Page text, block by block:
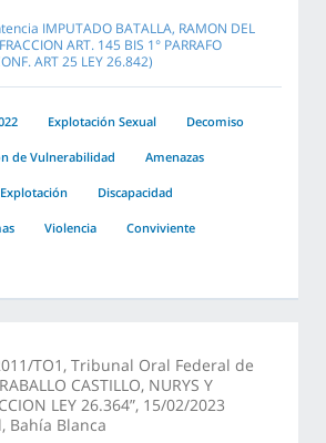
IMPUTADO BATALLA, RAMON DEL
ART. 145 BIS 1° PARRAFO
ART 25 LEY 26.842)
Explotación Sexual Decomiso
de Vulnerabilidad Amenazas
Discapacidad
Violencia Conviviente
TO1, Tribunal Oral Federal de
CASTILLO, NURYS Y
LEY 26.364”, 15/02/2023
Bahía Blanca